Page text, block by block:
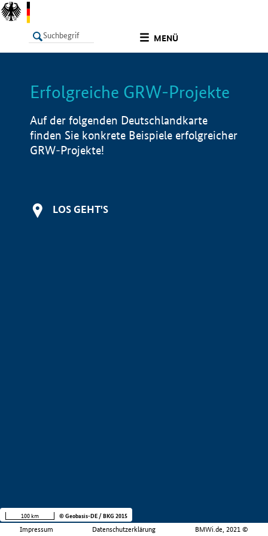
MENÜ
LISTE Info
Erfolgreiche GRW-Projekte
Auf der folgenden Deutschlandkarte
finden Sie konkrete Beispiele erfolgreicher
GRW-Projekte!
LOS GEHT'S
Impressum Datenschutzerklärung BMWi.de, 2021 ©
100 km © Geobasis-DE / BKG 2015